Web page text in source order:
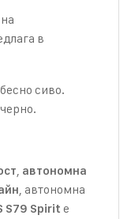
в
сиво.
, автономна
, автономна
S79 Spirit е